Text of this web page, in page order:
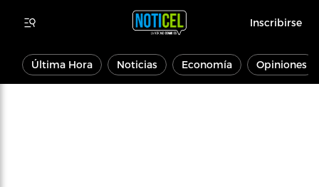
Inscribirse
Última Hora Noticias Economía Opiniones